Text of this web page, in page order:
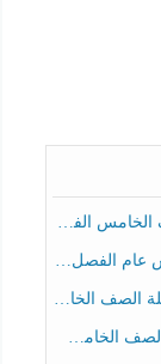
2025-2026
عام الفصل الثالث
الفصل الثالث